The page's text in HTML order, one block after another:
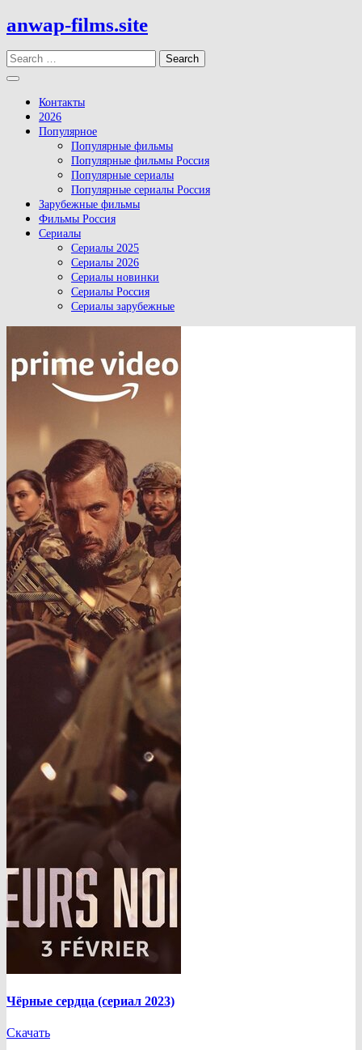
Skip
to
content
anwap-films.site
Search
Open
Button
Контакты
2026
Популярное
Популярные фильмы
Популярные фильмы Россия
Популярные сериалы
Популярные сериалы Россия
Зарубежные фильмы
Фильмы Россия
Сериалы
Сериалы 2025
Сериалы 2026
Сериалы новинки
Сериалы Россия
Сериалы зарубежные
Чёрные сердца (сериал 2023)
Скачать